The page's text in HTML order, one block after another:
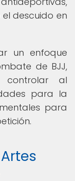
descuido en
un enfoque
de BJJ,
al
para la
para